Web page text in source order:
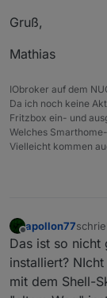
Gruß,
Mathias
IObroker auf dem
Da ich noch keine
Fritzbox ein- und
Welches
Vielleicht kommen
Offline
apollon77
Das ist so nicht
installiert?
mit dem Shell-